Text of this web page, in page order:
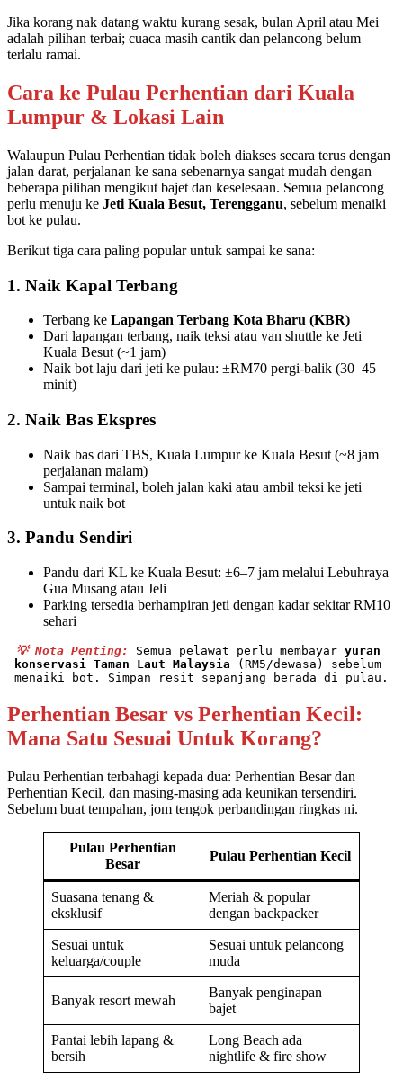
Jika korang nak datang waktu kurang sesak, bulan April atau Mei
adalah pilihan terbai; cuaca masih cantik dan pelancong belum
terlalu ramai.
Cara ke Pulau Perhentian dari Kuala
Lumpur & Lokasi Lain
Walaupun Pulau Perhentian tidak boleh diakses secara terus dengan
jalan darat, perjalanan ke sana sebenarnya sangat mudah dengan
beberapa pilihan mengikut bajet dan keselesaan. Semua pelancong
perlu menuju ke Jeti Kuala Besut, Terengganu, sebelum menaiki
bot ke pulau.
Berikut tiga cara paling popular untuk sampai ke sana:
1. Naik Kapal Terbang
Terbang ke Lapangan Terbang Kota Bharu (KBR)
Dari lapangan terbang, naik teksi atau van shuttle ke Jeti
Kuala Besut (~1 jam)
Naik bot laju dari jeti ke pulau: ±RM70 pergi-balik (30–45
minit)
2. Naik Bas Ekspres
Naik bas dari TBS, Kuala Lumpur ke Kuala Besut (~8 jam
perjalanan malam)
Sampai terminal, boleh jalan kaki atau ambil teksi ke jeti
untuk naik bot
3. Pandu Sendiri
Pandu dari KL ke Kuala Besut: ±6–7 jam melalui Lebuhraya
Gua Musang atau Jeli
Parking tersedia berhampiran jeti dengan kadar sekitar RM10
sehari
💡 Nota Penting: Semua pelawat perlu membayar yuran
konservasi Taman Laut Malaysia
(RM5/dewasa) sebelum
menaiki bot. Simpan resit sepanjang berada di pulau.
Perhentian Besar vs Perhentian Kecil:
Mana Satu Sesuai Untuk Korang?
Pulau Perhentian terbahagi kepada dua: Perhentian Besar dan
Perhentian Kecil, dan masing-masing ada keunikan tersendiri.
Sebelum buat tempahan, jom tengok perbandingan ringkas ni.
Pulau Perhentian
Besar
Pulau Perhentian Kecil
Suasana tenang &
eksklusif
Meriah & popular
dengan backpacker
Sesuai untuk
keluarga/couple
Sesuai untuk pelancong
muda
Banyak resort mewah
Banyak penginapan
bajet
Pantai lebih lapang &
bersih
Long Beach ada
nightlife & fire show